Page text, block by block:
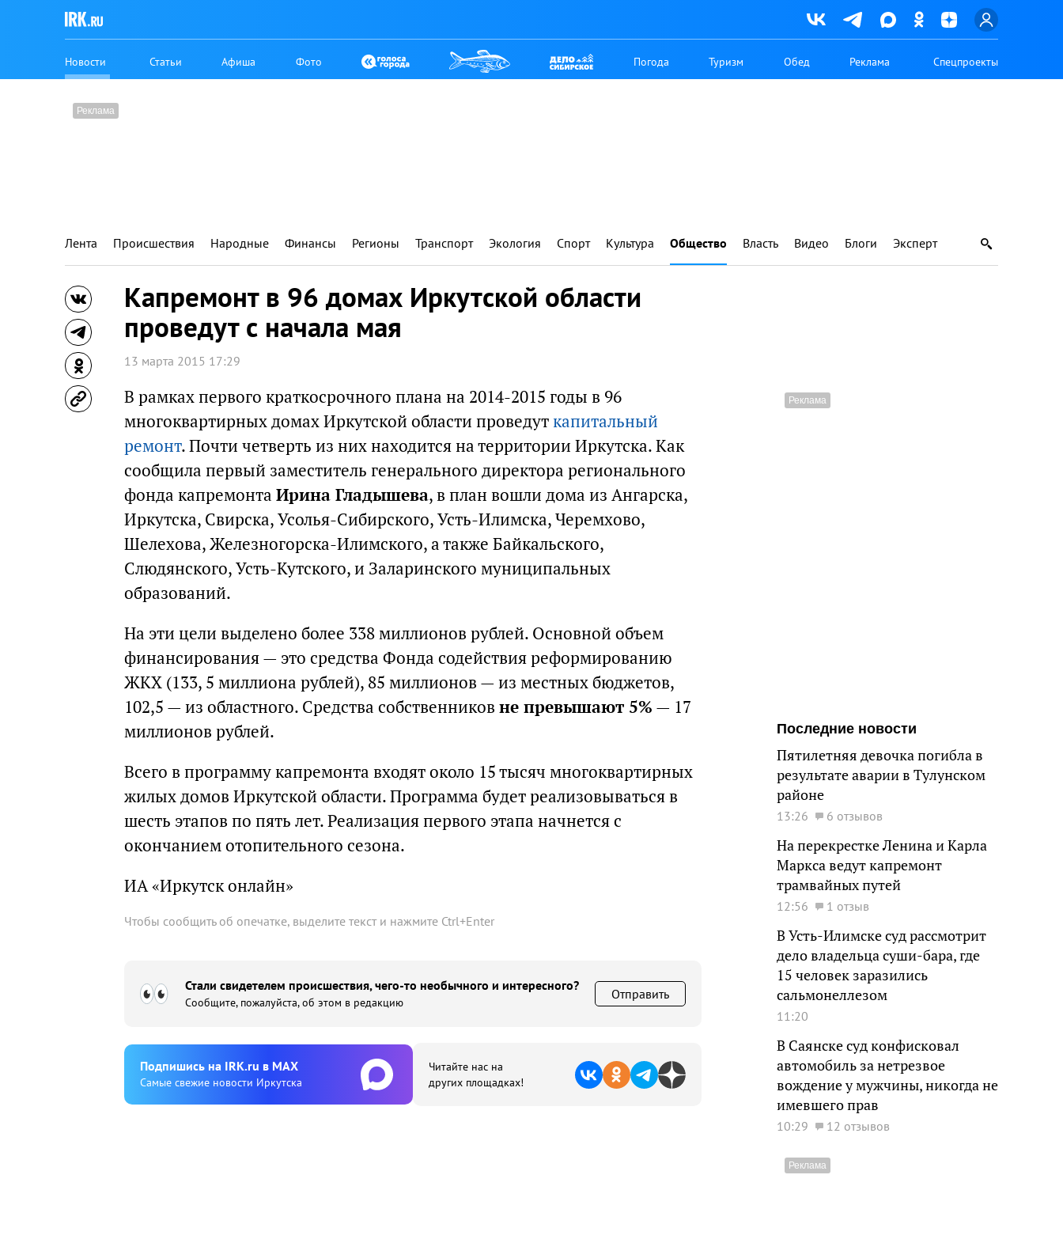
Новости Статьи Афиша Фото Погода Туризм Обед Реклама Спецпроекты
Лента Происшествия Народные Финансы Регионы Транспорт Экология Спорт Культура Общество Власть Видео Блоги Эксперт
Капремонт в 96 домах Иркутской области
проведут с начала мая
13 марта 2015 17:29
В рамках первого краткосрочного плана на 2014-2015 годы в 96
многоквартирных домах Иркутской области проведуткапитальный
ремонт. Почти четверть из них находится на территории Иркутска. Как
сообщила первый заместитель генерального директора регионального
фонда капремонта Ирина Гладышева, в план вошли дома из Ангарска,
Иркутска, Свирска, Усолья-Сибирского, Усть-Илимска, Черемхово,
Шелехова, Железногорска-Илимского, а также Байкальского,
Слюдянского, Усть-Кутского, и Заларинского муниципальных
образований.
На эти цели выделено более 338 миллионов рублей. Основной объем
финансирования — это средства Фонда содействия реформированию
ЖКХ (133, 5 миллиона рублей), 85 миллионов — из местных бюджетов,
102,5 — из областного. Средства собственников не превышают 5% — 17
миллионов рублей.
Всего в программу капремонта входят около 15 тысяч многоквартирных
жилых домов Иркутской области. Программа будет реализовываться в
шесть этапов по пять лет. Реализация первого этапа начнется с
окончанием отопительного сезона.
ИА «Иркутск онлайн»
Чтобы сообщить об опечатке, выделите текст и нажмите Ctrl+Enter
Стали свидетелем происшествия, чего-то необычного и интересного?
Сообщите, пожалуйста, об этом в редакцию
Отправить
Подпишиcь на IRK.ru в MAX
Cамые свежие новости Иркутска
Читайте нас на
других площадках!
Последние новости
Пятилетняя девочка погибла в
результате аварии в Тулунском
районе
13:26 6 отзывов
На перекрестке Ленина и Карла
Маркса ведут капремонт
трамвайных путей
12:56 1 отзыв
В Усть-Илимске суд рассмотрит
дело владельца суши-бара, где
15 человек заразились
сальмонеллезом
11:20
В Саянске суд конфисковал
автомобиль за нетрезвое
вождение у мужчины, никогда не
имевшего прав
10:29 12 отзывов